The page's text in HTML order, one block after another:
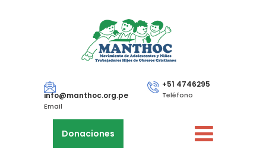
info@manthoc.org.pe
Email
+51 4746295
Teléfono
Donaciones